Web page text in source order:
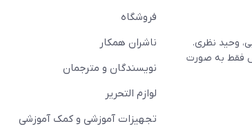
وحید نظری.
150 (🚷 فروش فقط به صورت
فروشگاه
ناشران همکار
نویسندگان و مترجمان
لوازم التحریر
تجهیزات آموزشی و کمک آموزشی